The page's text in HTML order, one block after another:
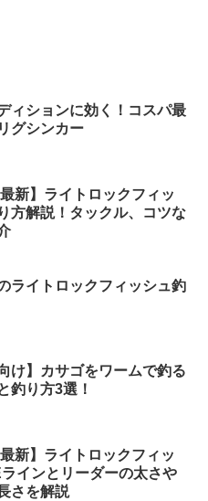
ィションに効く！コスパ最
グシンカー
最新】ライトロックフィッ
方解説！タックル、コツな
ライトロックフィッシュ釣
け】カサゴをワームで釣る
釣り方3選！
最新】ライトロックフィッ
インとリーダーの太さや
さを解説